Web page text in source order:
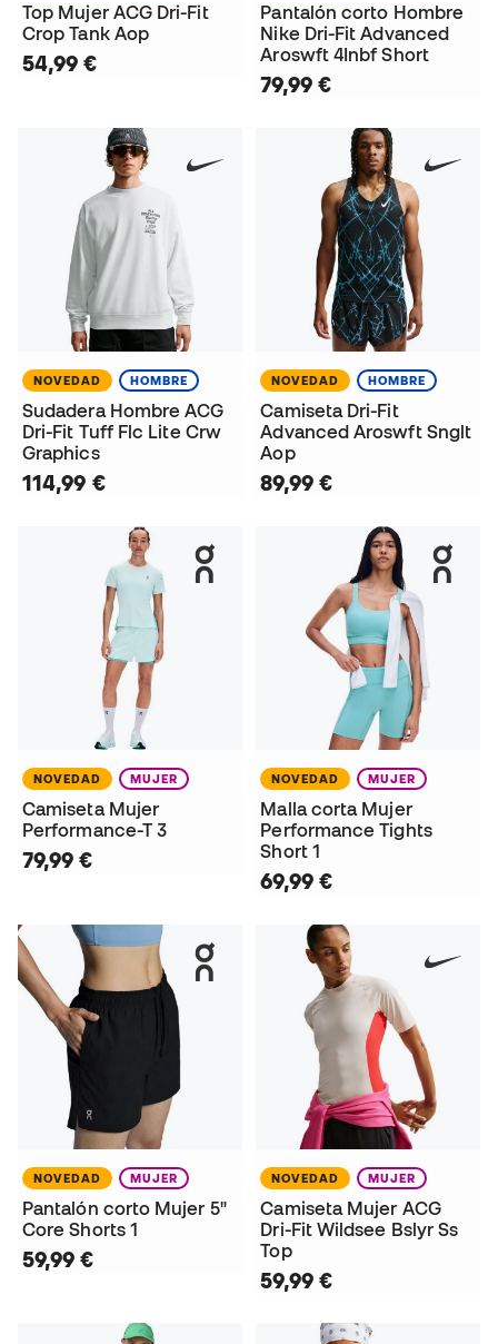
Top Mujer ACG Dri-Fit
Crop Tank Aop
54,99 €
Pantalón corto Hombre
Nike Dri-Fit Advanced
Aroswft 4Inbf Short
79,99 €
NOVEDAD HOMBRE
Sudadera Hombre ACG
Dri-Fit Tuff Flc Lite Crw
Graphics
114,99 €
NOVEDAD HOMBRE
Camiseta Dri-Fit
Advanced Aroswft Snglt
Aop
89,99 €
NOVEDAD MUJER
Camiseta Mujer
Performance-T 3
79,99 €
NOVEDAD MUJER
Malla corta Mujer
Performance Tights
Short 1
69,99 €
NOVEDAD MUJER
Pantalón corto Mujer 5"
Core Shorts 1
59,99 €
NOVEDAD MUJER
Camiseta Mujer ACG
Dri-Fit Wildsee Bslyr Ss
Top
59,99 €